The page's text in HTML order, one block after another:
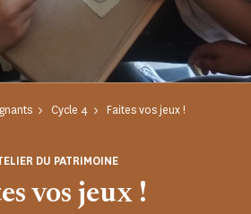
Cycle 4 Faites vos jeux !
vos jeux !
DU PATRIMOINE